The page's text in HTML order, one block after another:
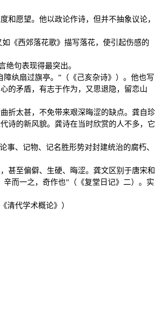
和愿望。他以政论作诗，但并不抽象议论，
《西郊落花歌》描写落花，使引起伤感的
绝句表现得最突出。
纨扇过旗亭。”（《己亥杂诗》）。他也写
的矛盾，有志于作为，又思退隐，留恋山
折太甚，不免带来艰深晦涩的缺点。龚自珍
诗的新风貌。龚诗在当时欣赏的人不多，它
、记物、记名胜形势对封建统治的腐朽、
甚至偏僻、生硬、晦涩。龚文区别于唐宋和
而一之，奇作也”（《复堂日记》二）。实
清代学术概论》）